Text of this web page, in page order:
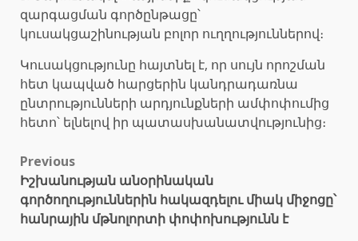
զարգացման գործընթացը՝
կուսակցաշինության բոլոր ուղղություններով։
Կուսակցությունը հայտնել է, որ սույն որոշման
հետ կապված հարցերին կանդրադառնա
ընտրությունների արդյունքների ամփոփումից
հետո՝ ելնելով իր պատասխանատվությունից։
Post
navigation
Previous
Իշխանության անօրինական
գործողություններին հակազդելու միակ միջոցը՝
հանրային մթնոլորտի փոփոխությունն է